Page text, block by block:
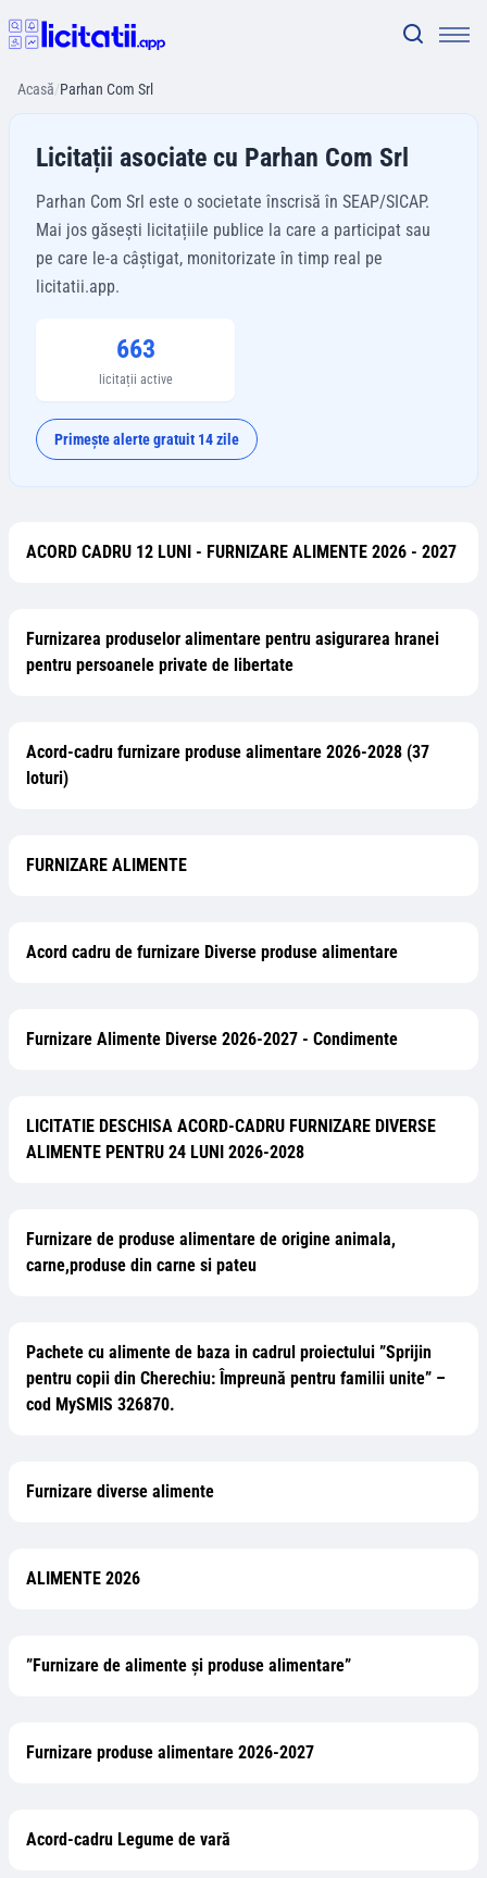
Acasă/Parhan Com Srl
Licitații asociate cu Parhan Com Srl
Parhan Com Srl este o societate înscrisă în SEAP/SICAP.
Mai jos găsești licitațiile publice la care a participat sau
pe care le-a câștigat, monitorizate în timp real pe
licitatii.app.
663
licitații active
Primește alerte gratuit 14 zile
ACORD CADRU 12 LUNI - FURNIZARE ALIMENTE 2026 - 2027
Furnizarea produselor alimentare pentru asigurarea hranei
pentru persoanele private de libertate
Acord-cadru furnizare produse alimentare 2026-2028 (37
loturi)
FURNIZARE ALIMENTE
Acord cadru de furnizare Diverse produse alimentare
Furnizare Alimente Diverse 2026-2027 - Condimente
LICITATIE DESCHISA ACORD-CADRU FURNIZARE DIVERSE
ALIMENTE PENTRU 24 LUNI 2026-2028
Furnizare de produse alimentare de origine animala,
carne,produse din carne si pateu
Pachete cu alimente de baza in cadrul proiectului ”Sprijin
pentru copii din Cherechiu: Împreună pentru familii unite” –
cod MySMIS 326870.
Furnizare diverse alimente
ALIMENTE 2026
”Furnizare de alimente și produse alimentare”
Furnizare produse alimentare 2026-2027
Acord-cadru Legume de vară